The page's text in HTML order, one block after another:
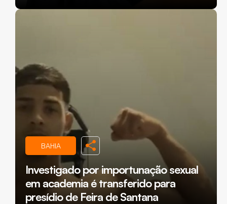
BAHIA
Investigado por importunação sexual
em academia é transferido para
presídio de Feira de Santana